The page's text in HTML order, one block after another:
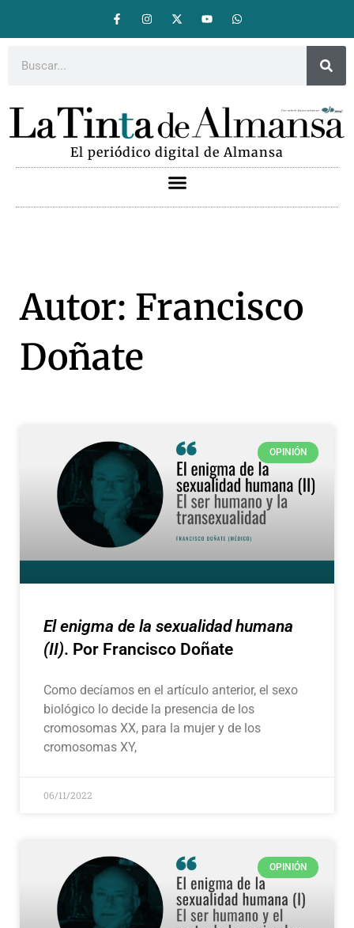
El periódico digital de Almansa
Autor: Francisco
Doñate
OPINIÓN
El enigma de la sexualidad humana
(II). Por Francisco Doñate
Como decíamos en el artículo anterior, el sexo
biológico lo decide la presencia de los
cromosomas XX, para la mujer y de los
cromosomas XY,
06/11/2022
OPINIÓN